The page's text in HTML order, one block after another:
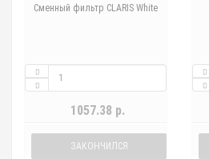
Сменный фильтр CLARIS White
1057.38 р.
ЗАКОНЧИЛСЯ